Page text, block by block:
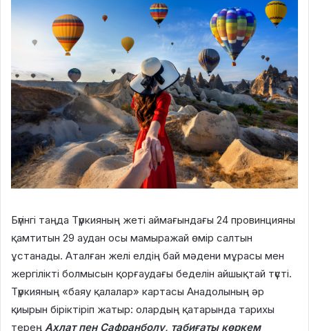
Бүгінгі таңда Түркияның жеті аймағындағы 24 провинцияны
қамтитын 29 аудан осы мамыражай өмір салтын
ұстанады. Аталған желі елдің бай мәдени мұрасы мен
жергілікті болмысын қорғаудағы беделін айшықтай түсті.
Түркияның «баяу қалалар» картасы Анадолының әр
қиырын біріктіріп жатыр: олардың қатарында тарихы
терең Ахлат пен Сафранболу, табиғаты көркем